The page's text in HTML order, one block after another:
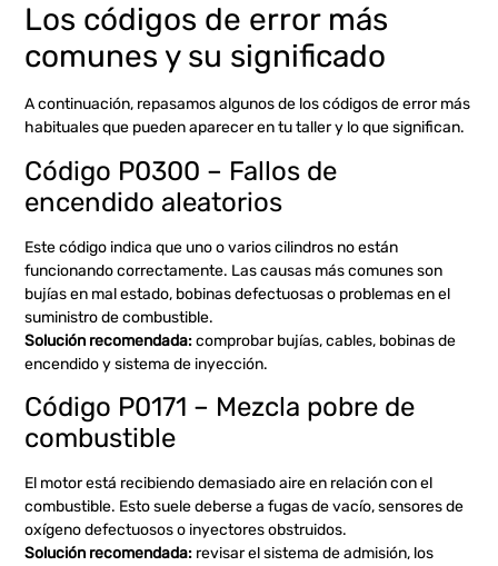
Los códigos de error más
comunes y su significado
A continuación, repasamos algunos de los códigos de error más
habituales que pueden aparecer en tu taller y lo que significan.
Código P0300 – Fallos de
encendido aleatorios
Este código indica que uno o varios cilindros no están
funcionando correctamente. Las causas más comunes son
bujías en mal estado, bobinas defectuosas o problemas en el
suministro de combustible.
Solución recomendada:comprobar bujías, cables, bobinas de
encendido y sistema de inyección.
Código P0171 – Mezcla pobre de
combustible
El motor está recibiendo demasiado aire en relación con el
combustible. Esto suele deberse a fugas de vacío, sensores de
oxígeno defectuosos o inyectores obstruidos.
Solución recomendada: revisar el sistema de admisión, los